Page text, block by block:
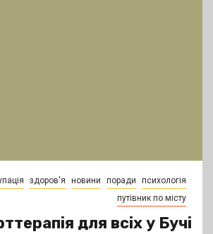
здоров'я новини поради
психологія
путівник по місту
для всіх у Бучі